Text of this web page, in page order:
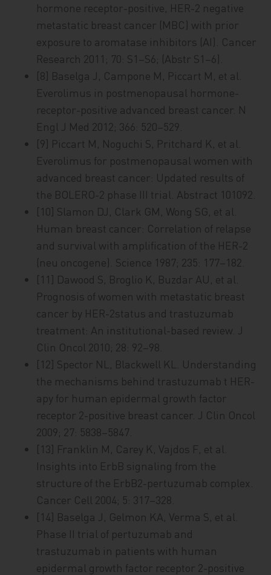
hormone receptor-positive, HER-2 negative
metastatic breast cancer (MBC) with prior
exposure to aromatase inhibitors (AI). Cancer
Research 2011; 70: S1–S6; (Abstr S1–6).
[8] Baselga J, Campone M, Piccart M, et al.
Everolimus in postmenopausal hormone-
receptor-positive advanced breast cancer. N
Engl J Med 2012; 366: 520–529.
[9] Piccart M, Noguchi S, Pritchard K, et al.
Everolimus for postmenopausal women with
advanced breast cancer: Updated results of
the BOLERO-2 phase III trial. Abstract 101092.
[10] Slamon DJ, Clark GM, Wong SG, et al.
Human breast cancer: Correlation of relapse
and survival with amplification of the HER-2
(neu oncogene). Science 1987; 235: 177–182.
[11] Dawood S, Broglio K, Buzdar AU, et al.
Prognosis of women with metastatic breast
cancer by HER-2status and trastuzumab
treatment: An institutional-based review. J
Clin Oncol 2010; 28: 92–98.
[12] Spector NL, Blackwell KL. Understanding
the mechanisms behind trastuzumab t HER-
apy for human epidermal growth factor
receptor 2-positive breast cancer. J Clin Oncol
2009; 27: 5838–5847.
[13] Franklin M, Carey K, Vajdos F, et al.
Insights into ErbB signaling from the
structure of the ErbB2-pertuzumab complex.
Cancer Cell 2004; 5: 317–328.
[14] Baselga J, Gelmon KA, Verma S, et al.
Phase II trial of pertuzumab and
trastuzumab in patients with human
epidermal growth factor receptor 2-positive